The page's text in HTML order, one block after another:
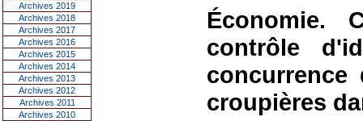
Archives 2019
Archives 2018
Archives 2017
Archives 2016
Archives 2015
Archives 2014
Archives 2013
Archives 2012
Archives 2011
Archives 2010
Économie.
contrôle
croupières